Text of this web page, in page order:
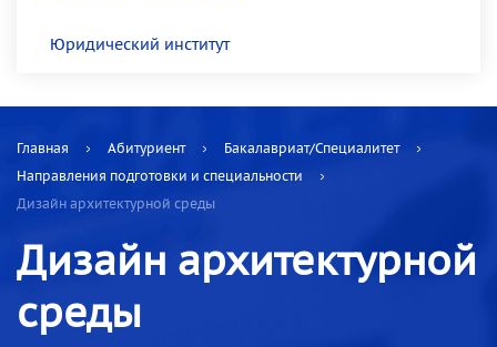
Юридический институт
Главная Абитуриент
Бакалавриат/Специалитет
Направления подготовки и специальности
Дизайн архитектурной среды
Дизайн архитектурной
среды